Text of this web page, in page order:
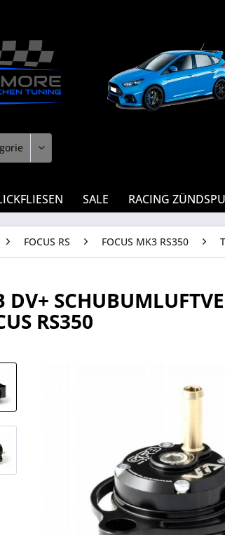
SALE RACING
FOCUS RS FOCUS MK3 RS350
DV+
RS350